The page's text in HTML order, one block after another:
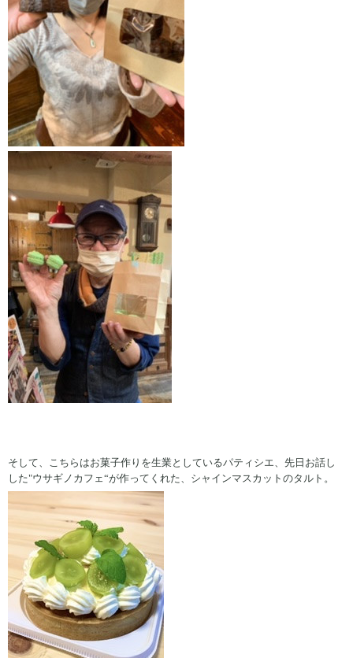
そして、こちらはお菓子作りを生業としているパティシエ、先日お話し
した"ウサギノカフェ“が作ってくれた、シャインマスカットのタルト。